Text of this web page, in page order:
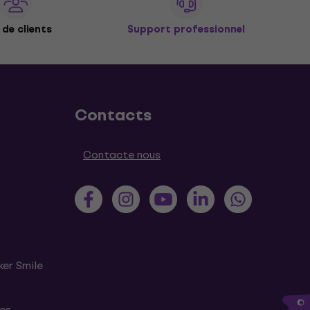
de clients Support professionnel
Smile
Contacts
Contacte nous